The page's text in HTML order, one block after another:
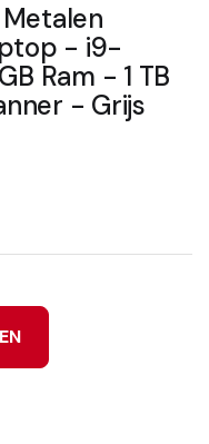
- i9-
Ram - 1 TB
- Grijs